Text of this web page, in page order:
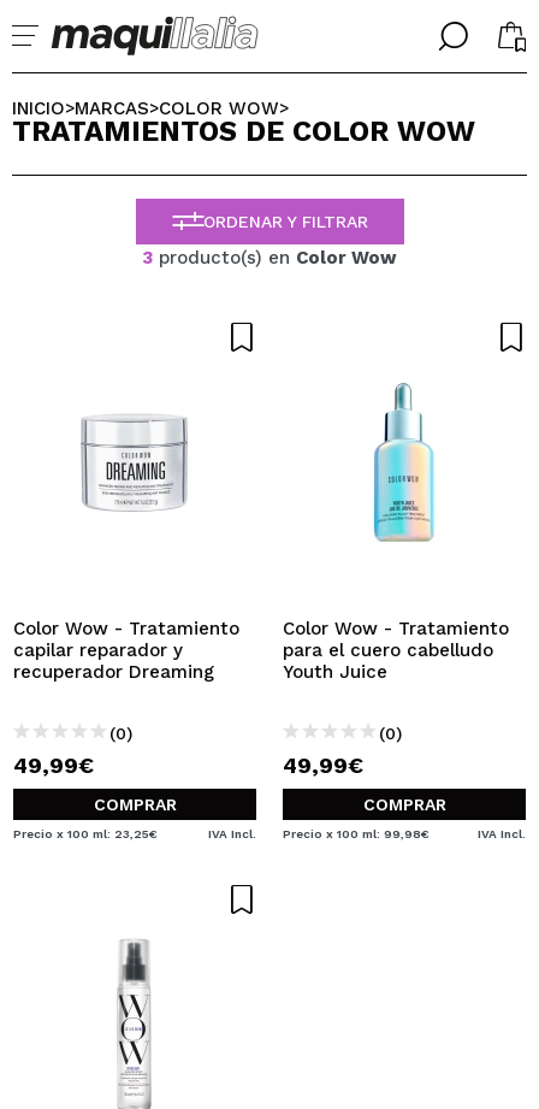
╳
Ya soy #maquilover, tengo cuenta
No tengo cuenta aquí
QUIERO REGISTRARME
tus compras rápidamente, revisar el estado de tus
pedidos y consultar tus operaciones anteriores.
CREAR CUENTA
╳
SELECCIONA TU IDIOMA
ESPAÑOL
ENGLISH
FRANCES
ALEMAN
INICIO>MARCAS>COLOR WOW>
TRATAMIENTOS DE COLOR WOW
ORDENAR Y FILTRAR
3 producto(s) en Color Wow
Color Wow - Tratamiento
capilar reparador y
recuperador Dreaming
(0)
49,99€
COMPRAR
Precio x 100 ml: 23,25€ IVA Incl.
Color Wow - Tratamiento
para el cuero cabelludo
Youth Juice
(0)
49,99€
COMPRAR
Precio x 100 ml: 99,98€ IVA Incl.